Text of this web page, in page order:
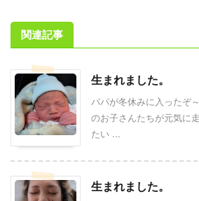
関連記事
生まれました。
パパが冬休みに入ったぞ
のお子さんたちが元気に
たい ...
生まれました。